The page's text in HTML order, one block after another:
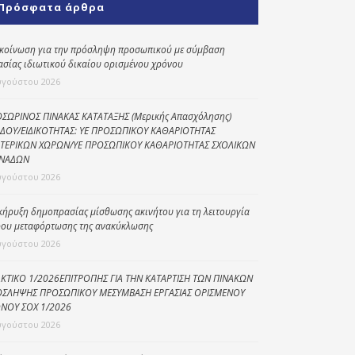
Kοινωνικό
φαρμακείο
Πρόγραμμα
“Βοήθεια στο σπίτι”
Κέντρο Ημερήσιας
Φροντίδας
άρθρα
για την πρόσληψη προσωπικού με σύμβαση
ιδιωτικού δικαίου ορισμένου χρόνου
2026
ΠΙΝΑΚΑΣ ΚΑΤΑΤΑΞΗΣ (Μερικής Απασχόλησης)
ΕΙΔΙΚΟΤΗΤΑΣ: ΥΕ ΠΡΟΣΩΠΙΚΟΥ ΚΑΘΑΡΙΟΤΗΤΑΣ
ΧΩΡΩΝ/ΥΕ ΠΡΟΣΩΠΙΚΟΥ ΚΑΘΑΡΙΟΤΗΤΑΣ ΣΧΟΛΙΚΩΝ
2026
δημοπρασίας μίσθωσης ακινήτου για τη λειτουργία
μεταφόρτωσης της ανακύκλωσης
2026
1/2026ΕΠΙΤΡΟΠΗΣ ΓΙΑ ΤΗΝ ΚΑΤΑΡΤΙΣΗ ΤΩΝ ΠΙΝΑΚΩΝ
ΠΡΟΣΩΠΙΚΟΥ ΜΕΣΥΜΒΑΣΗ ΕΡΓΑΣΙΑΣ ΟΡΙΣΜΕΝΟΥ
ΣΟΧ 1/2026
2026